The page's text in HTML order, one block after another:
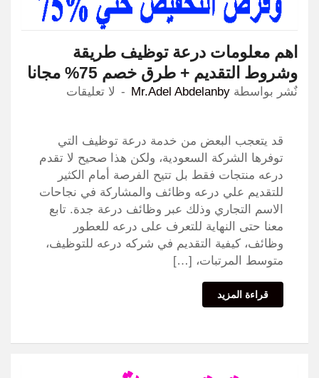
اهم معلومات درعة توظيف طريقة
وشروط التقديم + طرق خصم 75% مجانا
نٌشر بواسطة Mr.Adel Abdelanby لا تعليقات
قد يتعجب البعض من خدمة درعة توظيف التي
توفرها الشركة السعودية، ولكن هذا صحيح لا تقدم
درعه منتجات فقط بل تتيح الفرصة أمام الكثير
للتقديم علي درعه وظائف والمشاركة في نجاحات
الاسم التجاري وذلك عبر وظائف درعة جدة. تابع
معنا حتى النهاية للتعرف على درعه للعطور
وظائف، كيفية التقديم في شركه درعه للتوظيف،
متوسط المرتبات، […]
قراءة المزيد